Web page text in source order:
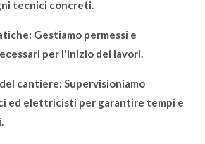
tecnici concreti.
Gestiamo permessi e
per l'inizio dei lavori.
cantiere: Supervisioniamo
ed elettricisti per garantire tempi e